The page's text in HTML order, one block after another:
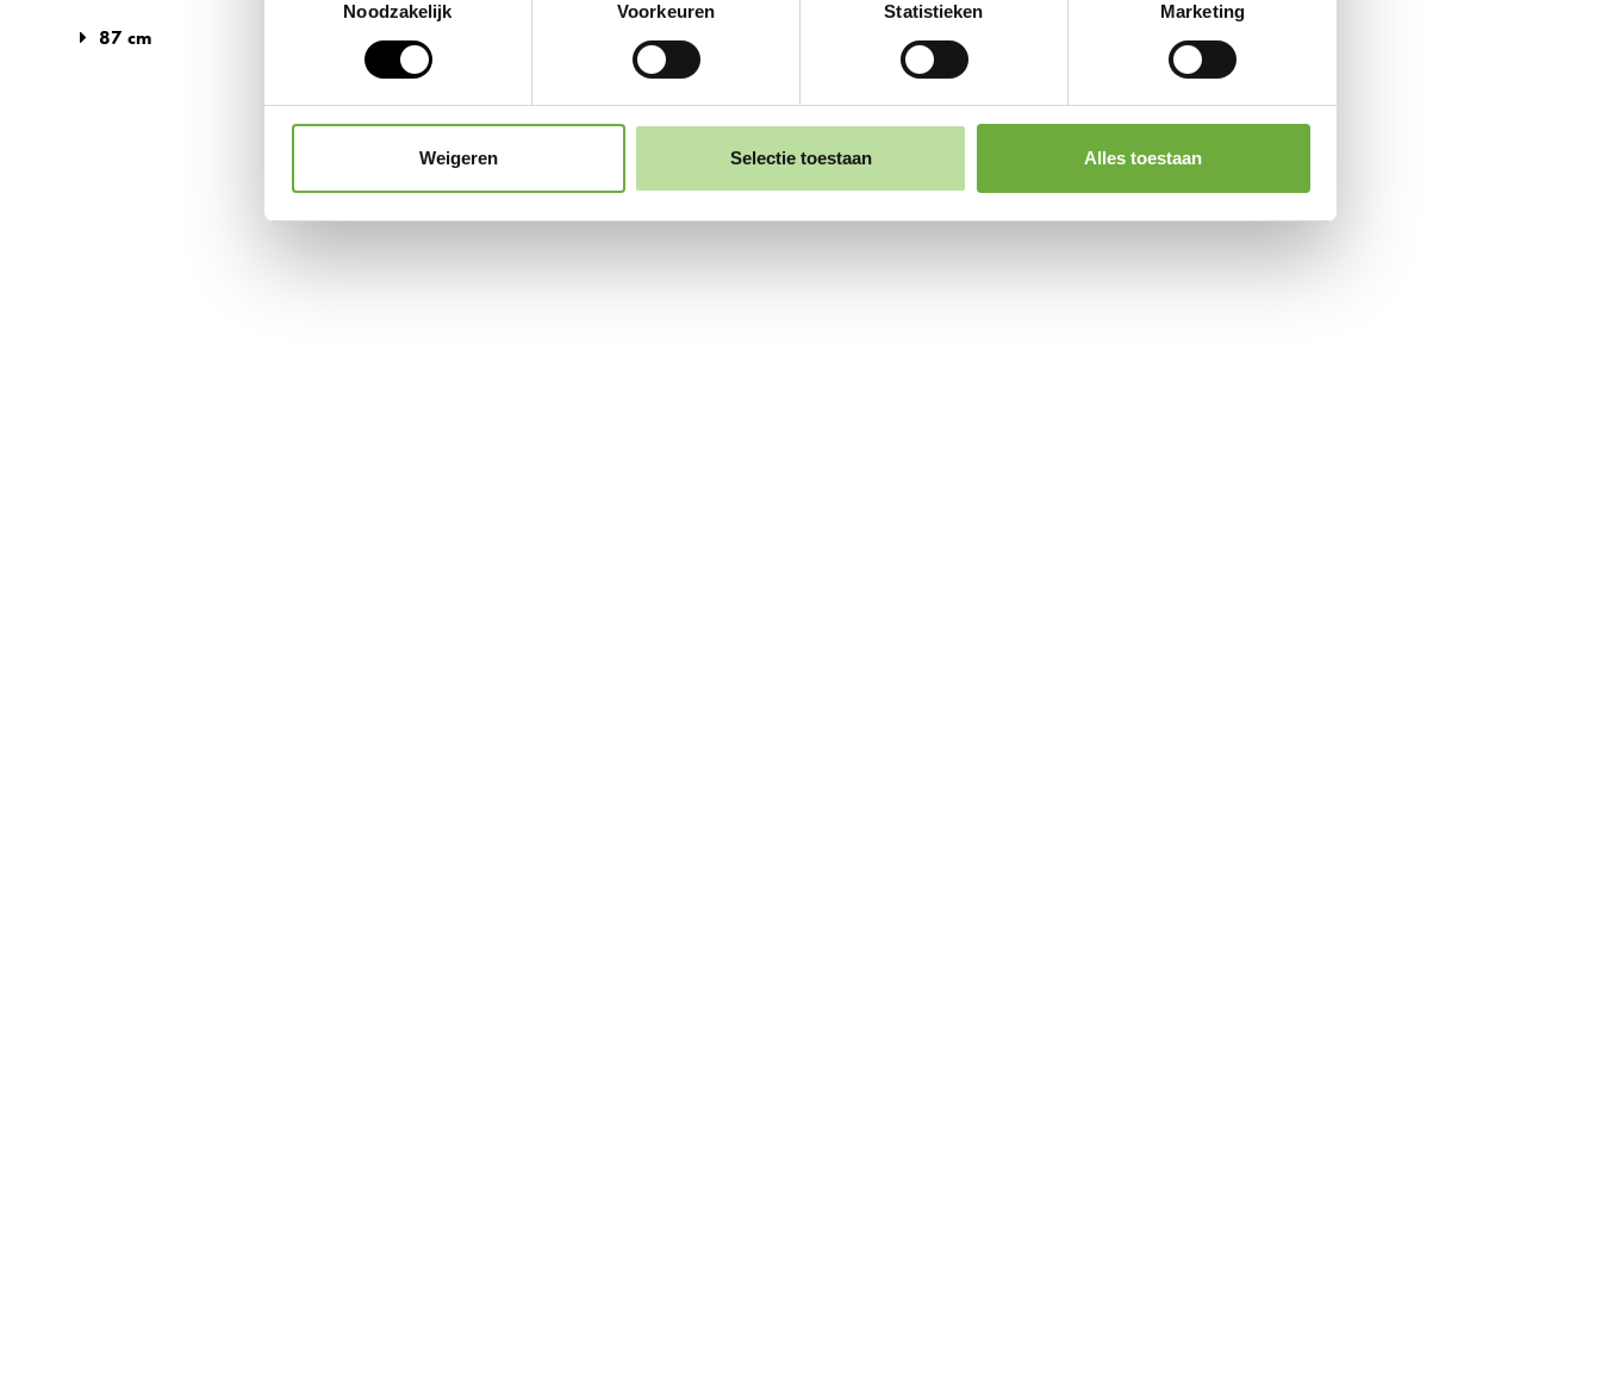
Noodzakelijk
Voorkeuren Statistieken Marketing
Weigeren Selectie toestaan Alles toestaan
87 cm